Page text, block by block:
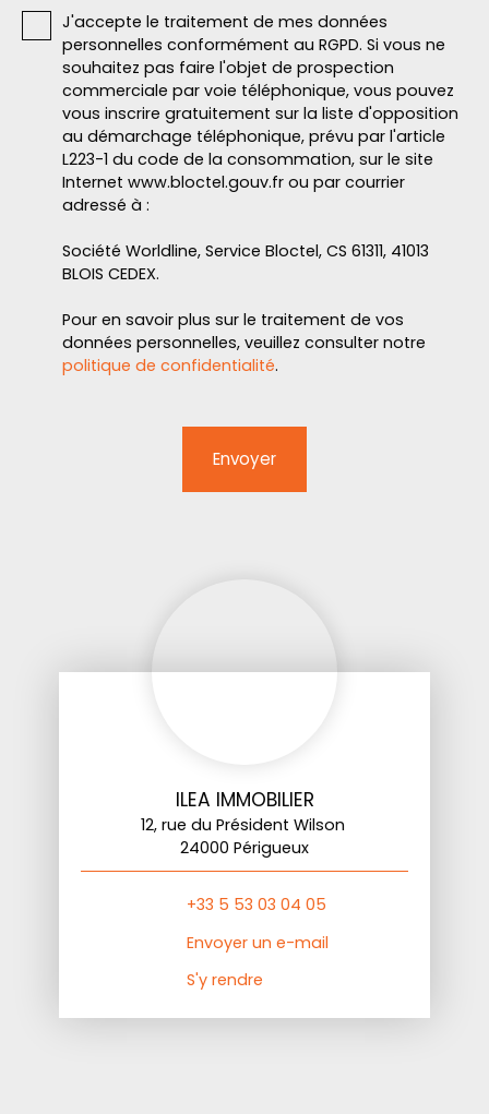
J'accepte le traitement de mes données
personnelles conformément au RGPD. Si vous ne
souhaitez pas faire l'objet de prospection
commerciale par voie téléphonique, vous pouvez
vous inscrire gratuitement sur la liste d'opposition
au démarchage téléphonique, prévu par l'article
L223-1 du code de la consommation, sur le site
Internet www.bloctel.gouv.fr ou par courrier
adressé à :
Société Worldline, Service Bloctel, CS 61311, 41013
BLOIS CEDEX.
Pour en savoir plus sur le traitement de vos
données personnelles, veuillez consulter notre
politique de confidentialité.
Envoyer
ILEA IMMOBILIER
12, rue du Président Wilson
24000 Périgueux
+33 5 53 03 04 05
Envoyer un e-mail
S'y rendre